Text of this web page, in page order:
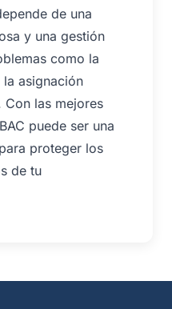
de una
y una gestión
como la
asignación
las mejores
puede ser una
proteger los
de tu